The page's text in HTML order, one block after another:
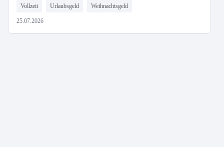
Vollzeit Urlaubsgeld Weihnachtsgeld
25.07.2026